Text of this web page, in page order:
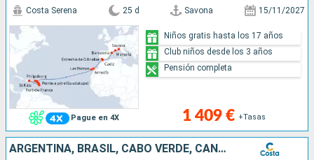
Pague en 4X
Costa Serena 25 d Savona 15/11/2027
1 409 € +Tasas
Niños gratis hasta los 17 años
Club niños desde los 3 años
Pensión completa
ARGENTINA, BRASIL, CABO VERDE, CANARIAS, MADEIRA, ESPAÑA, FRANCIA, ITALIA